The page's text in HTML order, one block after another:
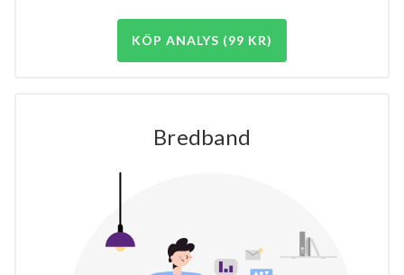
KÖP ANALYS (99 KR)
Bredband